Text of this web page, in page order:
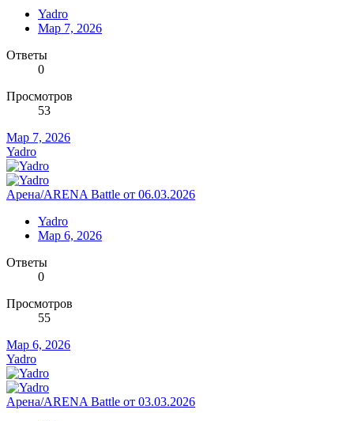
Yadro
Мар 7, 2026
Ответы
0
Просмотров
53
Мар 7, 2026
Yadro
Арена/ARENA Battle от 06.03.2026
Yadro
Мар 6, 2026
Ответы
0
Просмотров
55
Мар 6, 2026
Yadro
Арена/ARENA Battle от 03.03.2026